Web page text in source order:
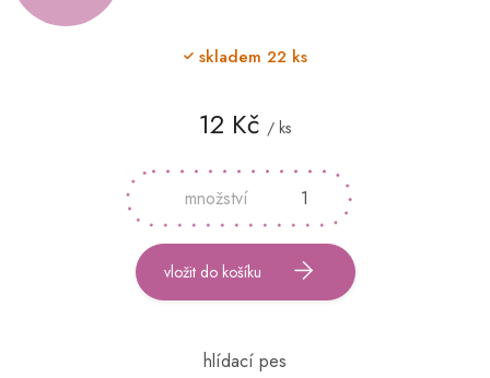
12 Kč / ks
cena:
skladem 22 ks
vložit do košíku